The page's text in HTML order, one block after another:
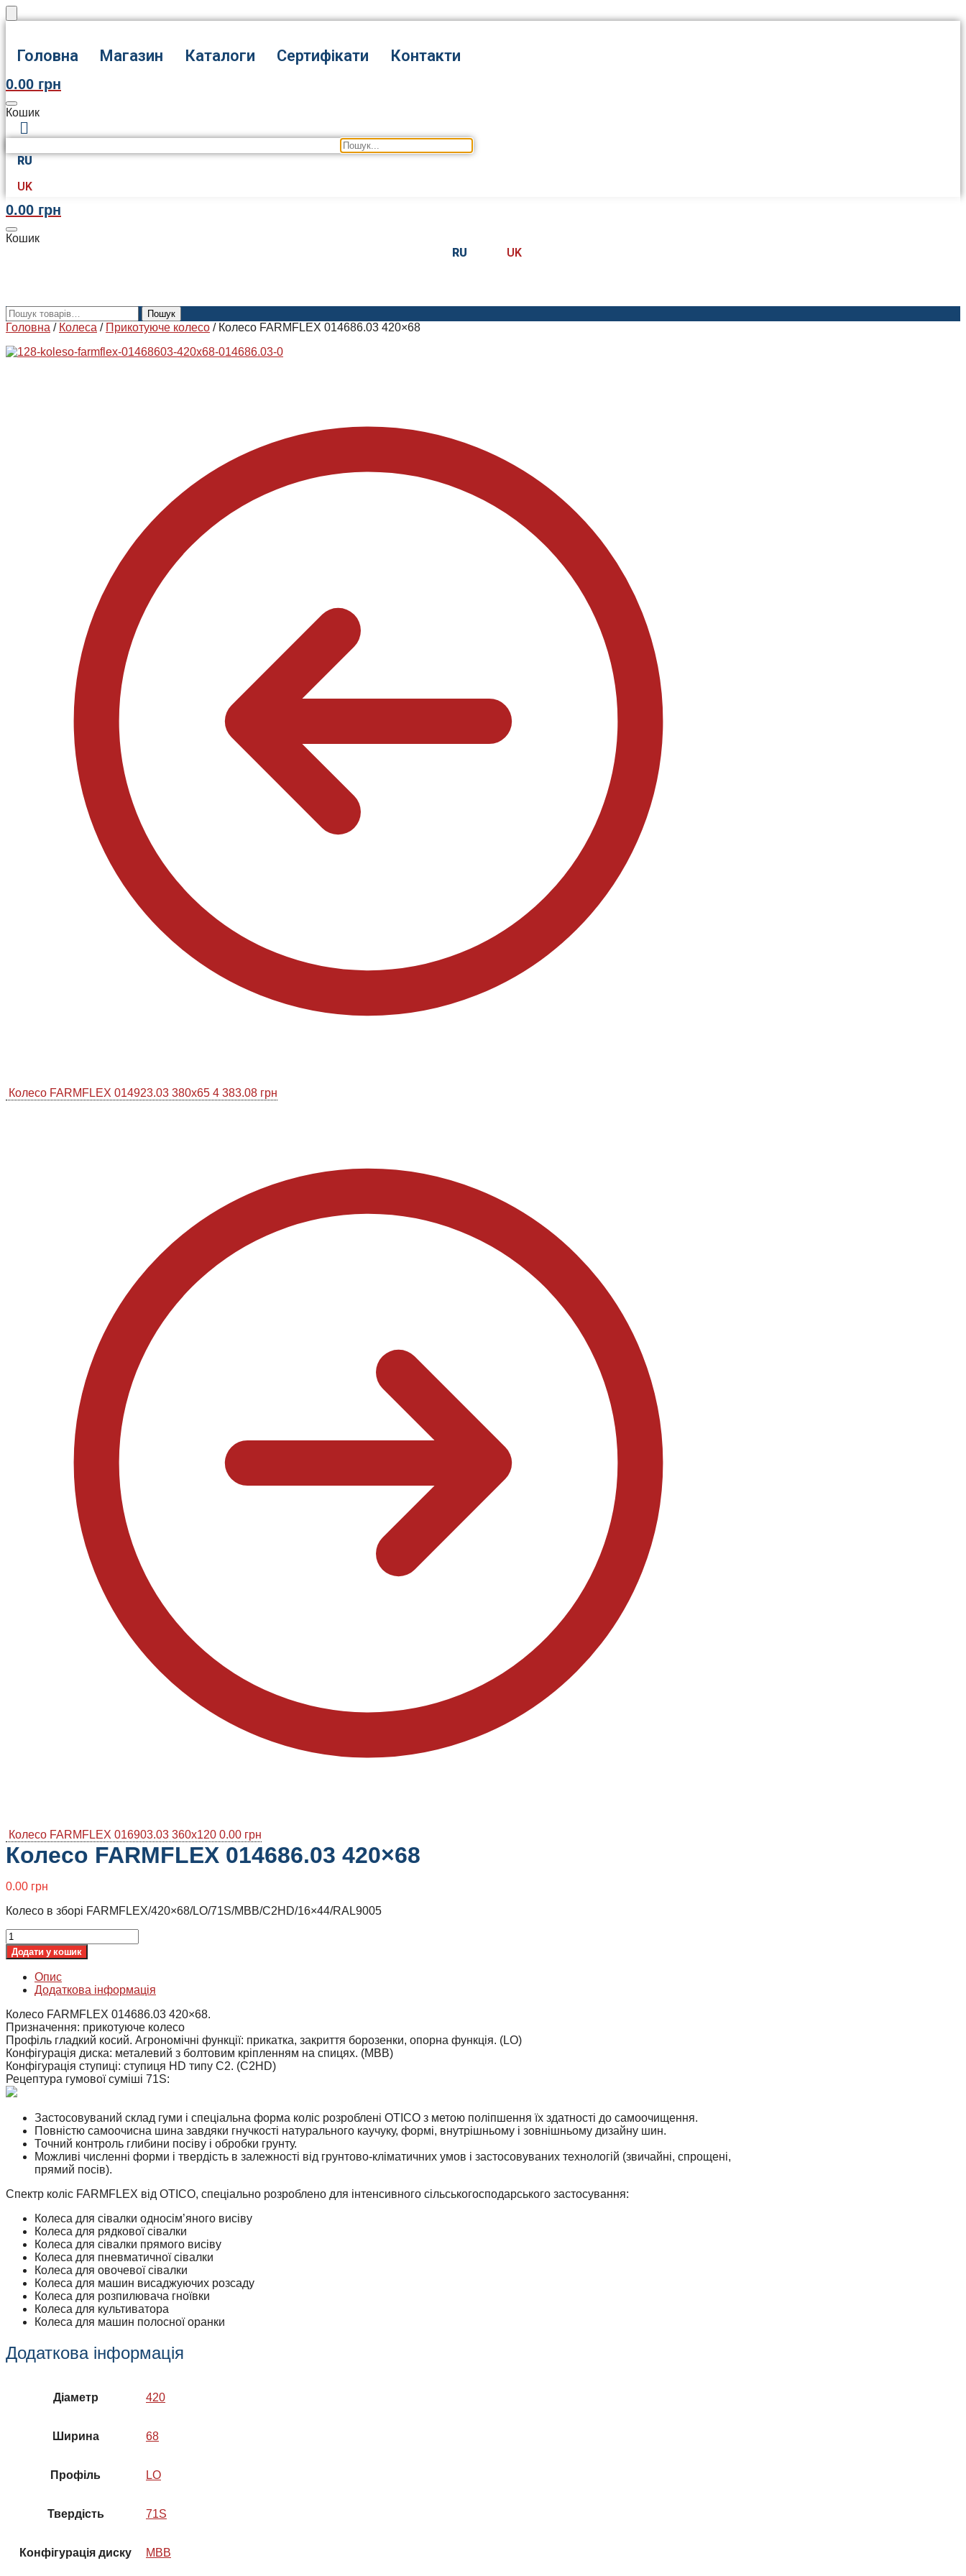
navigation
content
Головна Магазин Каталоги Сертифікати Контакти
0.00 грн
Кошик
RU
UK
0.00 грн
Кошик
RU UK
Шукати: Пошук
Головна / Колеса / Прикотуюче колесо / Колесо FARMFLEX 014686.03 420×68
Колесо FARMFLEX 014923.03 380x65 4 383.08 грн
Колесо FARMFLEX 016903.03 360x120 0.00 грн
Колесо FARMFLEX 014686.03 420×68
0.00 грн
Колесо в зборі FARMFLEX/420×68/LO/71S/MBB/C2HD/16×44/RAL9005
Колесо
FARMFLEX
014686.03
420x68
кількість
Додати у кошик
Опис
Додаткова інформація
Колесо FARMFLEX 014686.03 420×68.
Призначення: прикотуюче колесо
Профіль гладкий косий. Агрономічні функції: прикатка, закриття борозенки, опорна функція. (LO)
Конфігурація диска: металевий з болтовим кріпленням на спицях. (MBB)
Конфігурація ступиці: ступиця HD типу C2. (C2HD)
Рецептура гумової суміші 71S:
Застосовуваний склад гуми і спеціальна форма коліс розроблені OTICO з метою поліпшення їх здатності до самоочищення.
Повністю самоочисна шина завдяки гнучкості натурального каучуку, формі, внутрішньому і зовнішньому дизайну шин.
Точний контроль глибини посіву і обробки грунту.
Можливі численні форми і твердість в залежності від грунтово-кліматичних умов і застосовуваних технологій (звичайні, спрощені,
прямий посів).
Спектр коліс FARMFLEX від OTICO, спеціально розроблено для інтенсивного сільськогосподарського застосування:
Колеса для сівалки односім’яного висіву
Колеса для рядкової сівалки
Колеса для сівалки прямого висіву
Колеса для пневматичної сівалки
Колеса для овочевої сівалки
Колеса для машин висаджуючих розсаду
Колеса для розпилювача гноївки
Колеса для культиватора
Колеса для машин полосної оранки
Додаткова інформація
Діаметр 420
Ширина 68
Профіль LO
Твердість 71S
Конфігурація диску MBB